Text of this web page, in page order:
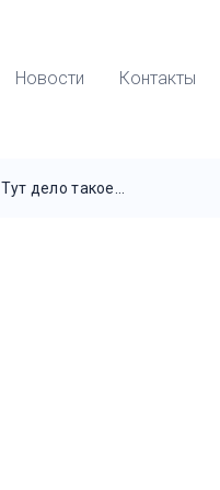
Новости Контакты
Тут дело такое…